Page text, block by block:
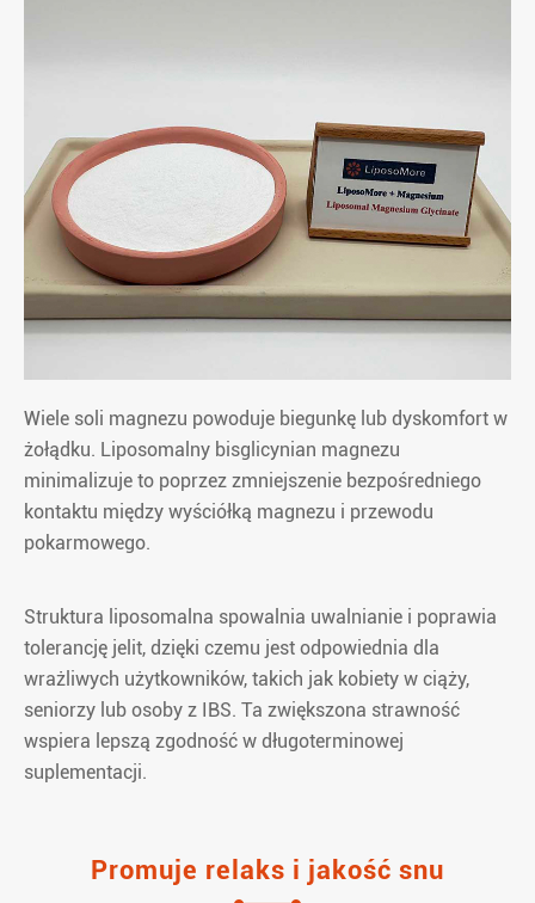
Wiele soli magnezu powoduje biegunkę lub dyskomfort w
żołądku. Liposomalny bisglicynian magnezu
minimalizuje to poprzez zmniejszenie bezpośredniego
kontaktu między wyściółką magnezu i przewodu
pokarmowego.
Struktura liposomalna spowalnia uwalnianie i poprawia
tolerancję jelit, dzięki czemu jest odpowiednia dla
wrażliwych użytkowników, takich jak kobiety w ciąży,
seniorzy lub osoby z IBS. Ta zwiększona strawność
wspiera lepszą zgodność w długoterminowej
suplementacji.
Promuje relaks i jakość snu